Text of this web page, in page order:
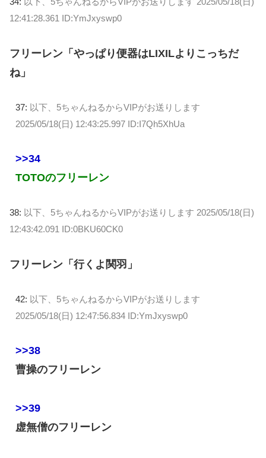
12:41:28.361 ID:YmJxyswp0
フリーレン「やっぱり便器はLIXILよりこっちだ
ね」
37: 以下、5ちゃんねるからVIPがお送りします
2025/05/18(日) 12:43:25.997 ID:I7Qh5XhUa
>>34
TOTOのフリーレン
38: 以下、5ちゃんねるからVIPがお送りします 2025/05/18(日)
12:43:42.091 ID:0BKU60CK0
フリーレン「行くよ関羽」
42: 以下、5ちゃんねるからVIPがお送りします
2025/05/18(日) 12:47:56.834 ID:YmJxyswp0
>>38
曹操のフリーレン
>>39
虚無僧のフリーレン